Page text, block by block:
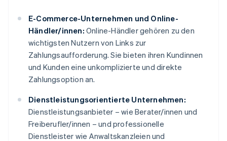
E-Commerce-Unternehmen und Online-
Händler/innen: Online-Händler gehören zu den
wichtigsten Nutzern von Links zur
Zahlungsaufforderung. Sie bieten ihren Kundinnen
und Kunden eine unkomplizierte und direkte
Zahlungsoption an.
Dienstleistungsorientierte Unternehmen:
Dienstleistungsanbieter – wie Berater/innen und
Freiberufler/innen – und professionelle
Dienstleister wie Anwaltskanzleien und